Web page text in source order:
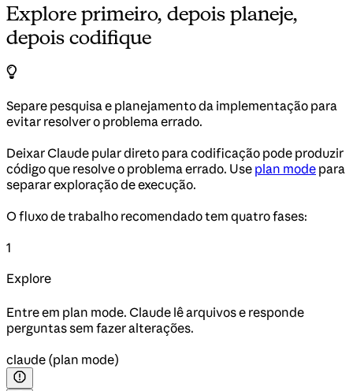
Explore primeiro, depois planeje,
depois codifique
Separe pesquisa e planejamento da implementação para
evitar resolver o problema errado.
Deixar Claude pular direto para codificação pode produzir
código que resolve o problema errado. Use plan mode para
separar exploração de execução.
O fluxo de trabalho recomendado tem quatro fases:
1
Explore
Entre em plan mode. Claude lê arquivos e responde
perguntas sem fazer alterações.
claude (plan mode)